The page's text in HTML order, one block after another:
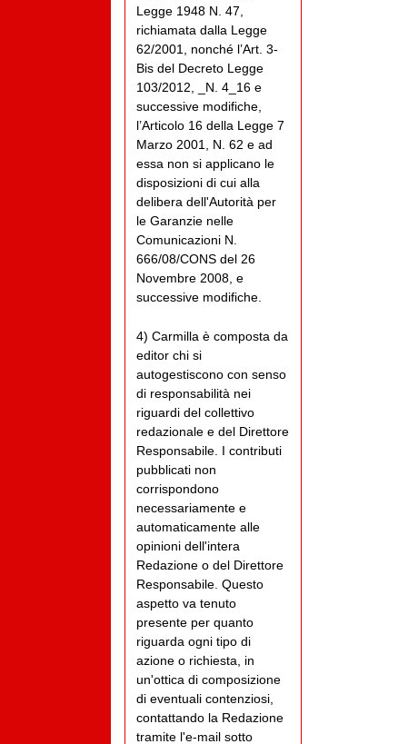
Legge 1948 N. 47,
richiamata dalla Legge
62/2001, nonché l’Art. 3-
Bis del Decreto Legge
103/2012, _N. 4_16 e
successive modifiche,
l’Articolo 16 della Legge 7
Marzo 2001, N. 62 e ad
essa non si applicano le
disposizioni di cui alla
delibera dell'Autorità per
le Garanzie nelle
Comunicazioni N.
666/08/CONS del 26
Novembre 2008, e
successive modifiche.
4) Carmilla è composta da
editor chi si
autogestiscono con senso
di responsabilità nei
riguardi del collettivo
redazionale e del Direttore
Responsabile. I contributi
pubblicati non
corrispondono
necessariamente e
automaticamente alle
opinioni dell'intera
Redazione o del Direttore
Responsabile. Questo
aspetto va tenuto
presente per quanto
riguarda ogni tipo di
azione o richiesta, in
un'ottica di composizione
di eventuali contenziosi,
contattando la Redazione
tramite l'e-mail sotto